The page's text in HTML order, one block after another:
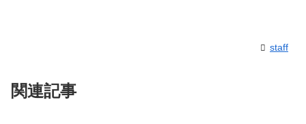
staff
関連記事